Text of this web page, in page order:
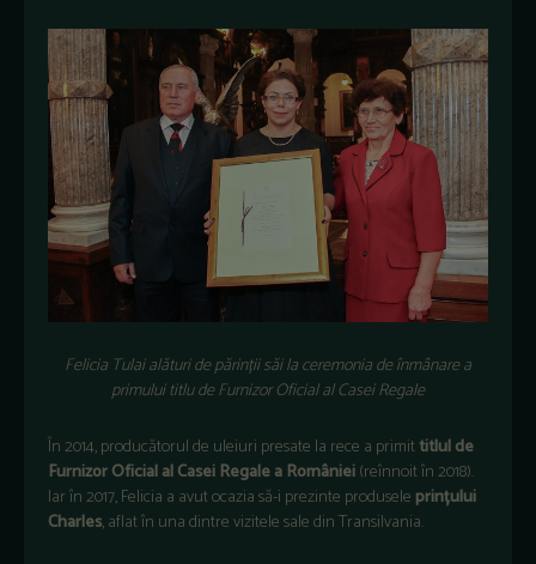
Felicia Tulai alături de părinții săi la ceremonia de înmânare a
primului titlu de Furnizor Oficial al Casei Regale
În 2014, producătorul de uleiuri presate la rece a primittitlul de
Furnizor Oficial al Casei Regale a României(reînnoit în 2018).
Iar în 2017, Felicia a avut ocazia să-i prezinte produsele prințului
Charles, aflat în una dintre vizitele sale din Transilvania.